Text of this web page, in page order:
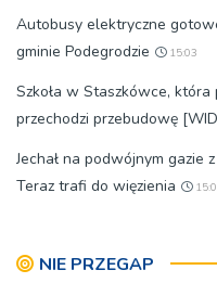
Autobusy elektryczne
gminie Podegrodzie
15:03
Szkoła w Staszkówce,
przechodzi przebudowę
Jechał na podwójnym gazie
Teraz trafi do więzienia
NIE PRZEGAP